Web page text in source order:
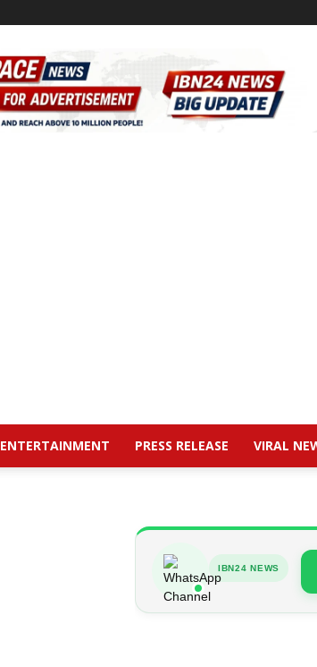
ENTERTAINMENT PRESS RELEASE VIRAL
IBN24 NEWS